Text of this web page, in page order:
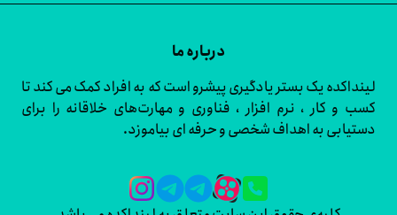
درباره ما
یک بستر یادگیری پیشرو است که به افراد کمک می کند تا
کار ، نرم افزار ، فناوری و مهارت‌های خلاقانه را برای
به اهداف شخصی و حرفه ای بیاموزد.